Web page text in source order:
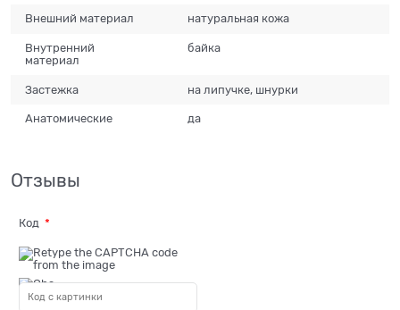
Внешний материал натуральная кожа
Внутренний
материал
байка
Застежка на липучке, шнурки
Анатомические да
Отзывы
Код